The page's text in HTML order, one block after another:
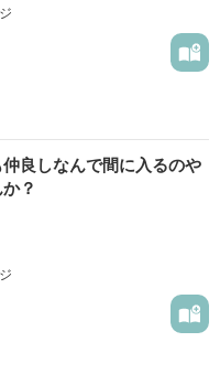
良しなんで間に入るのや
？